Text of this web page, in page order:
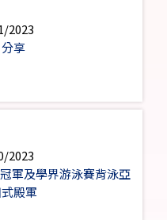
2023
享
2023
軍及學界游泳賽背泳亞
殿軍